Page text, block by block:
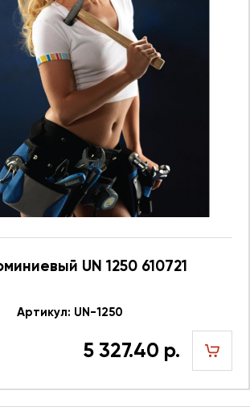
UN 1250 610721
Артикул: UN-1250
5 327.40 р.